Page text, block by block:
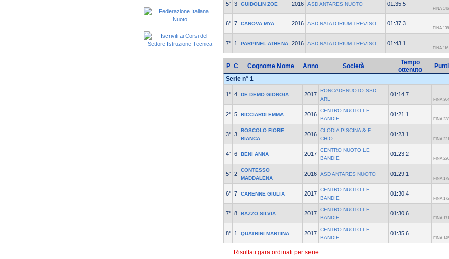
5° 3 GUIDOLIN ZOE 2016 ASD ANTARES NUOTO 01:35.5
FINA 146
6° 7 CANOVA MYA 2016 ASD NATATORIUM TREVISO 01:37.3
FINA 138
7° 1 PARPINEL ATHENA 2016 ASD NATATORIUM TREVISO 01:43.1
FINA 116
P C Cognome Nome Anno Società
Tempo
ottenuto
Punti
Serie n° 1
1° 4 DE DEMO GIORGIA 2017
RONCADENUOTO SSD
ARL
01:14.7
FINA 304
2° 5 RICCIARDI EMMA 2016
CENTRO NUOTO LE
BANDIE
01:21.1
FINA 238
3° 3
BOSCOLO FIORE
BIANCA
2016
CLODIA PISCINA & F -
CHIO
01:23.1
FINA 221
4° 6 BENI ANNA 2017
CENTRO NUOTO LE
BANDIE
01:23.2
FINA 220
5° 2
CONTESSO
MADDALENA
2016 ASD ANTARES NUOTO 01:29.1
FINA 179
6° 7 CARENNE GIULIA 2017
CENTRO NUOTO LE
BANDIE
01:30.4
FINA 172
7° 8 BAZZO SILVIA 2017
CENTRO NUOTO LE
BANDIE
01:30.6
FINA 171
8° 1 QUATRINI MARTINA 2017
CENTRO NUOTO LE
BANDIE
01:35.6
FINA 145
Risultati gara ordinati per serie